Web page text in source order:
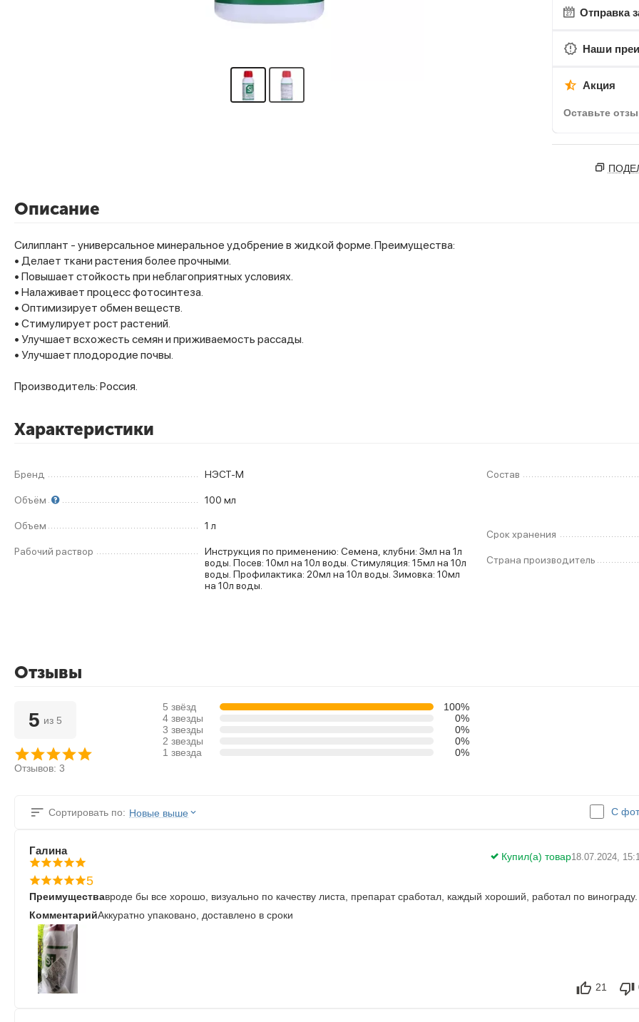
Отправка
Наши
Акция
Оставьте
Описание
Силиплант - универсальное минеральное удобрение в жидкой форме. Преимущества:
• Делает ткани растения более прочными.
• Повышает стойкость при неблагоприятных условиях.
• Налаживает процесс фотосинтеза.
• Оптимизирует обмен веществ.
• Стимулирует рост растений.
• Улучшает всхожесть семян и приживаемость рассады.
• Улучшает плодородие почвы.
Производитель: Россия.
Характеристики
Бренд НЭСТ-М
Объём 100 мл
Объем 1 л
Рабочий раствор
Инструкция по применению: Семена, клубни: 3мл на 1л
воды. Посев: 10мл на 10л воды. Стимуляция: 15мл на 10л
воды. Профилактика: 20мл на 10л воды. Зимовка: 10мл
на 10л воды.
Состав
Срок хранения
Страна производитель
Отзывы
5 из 5
Отзывов: 3
5 звёзд
100%
4 звезды
0%
3 звезды
0%
2 звезды
0%
1 звезда
0%
Сортировать по: Новые выше С
Галина Купил(а) товар18.07.2024,
5
Преимуществавроде бы все хорошо, визуально по качеству листа, препарат сработал, каждый хороший, работал по винограду.
КомментарийАккуратно упаковано, доставлено в сроки
21